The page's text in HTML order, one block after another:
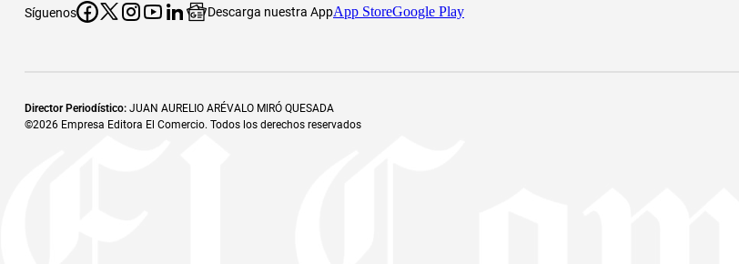
Síguenos Descarga nuestra AppApp StoreGoogle Play
Director Periodístico: JUAN AURELIO ARÉVALO MIRÓ QUESADA
©2026 Empresa Editora El Comercio. Todos los derechos reservados